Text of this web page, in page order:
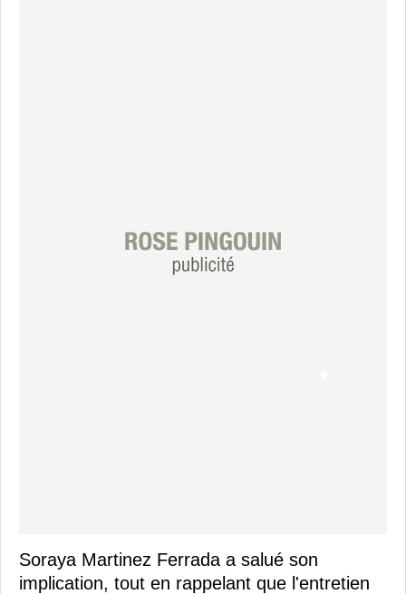
Soraya Martinez Ferrada a salué son
implication, tout en rappelant que l'entretien